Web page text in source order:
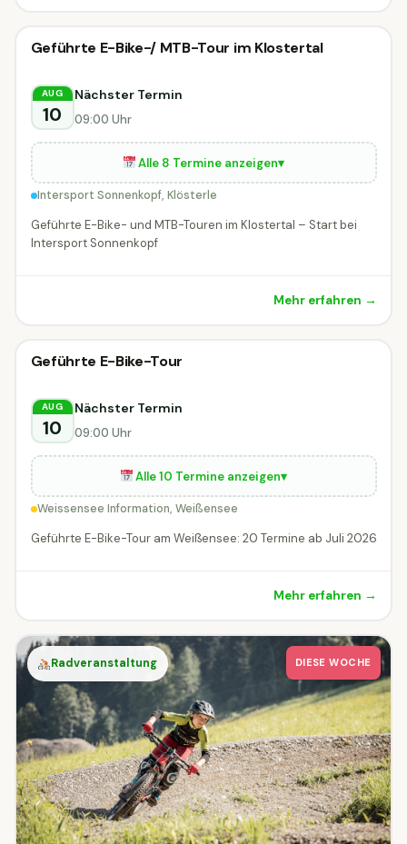
Radveranstaltung
Radveranstaltung DIESE WOCHE
Geführte E-Bike-/ MTB-Tour im Klostertal
AUG
10
Nächster Termin
09:00 Uhr
Alle 8 Termine anzeigen▾
Intersport Sonnenkopf, Klösterle
Geführte E-Bike- und MTB-Touren im Klostertal – Start bei
Intersport Sonnenkopf
Mehr erfahren →
Radveranstaltung
Radveranstaltung
Geführte E-Bike-Tour
AUG
10
Nächster Termin
09:00 Uhr
Alle 10 Termine anzeigen▾
Weissensee Information, Weißensee
Geführte E-Bike-Tour am Weißensee: 20 Termine ab Juli 2026
Mehr erfahren →
Radveranstaltung DIESE WOCHE